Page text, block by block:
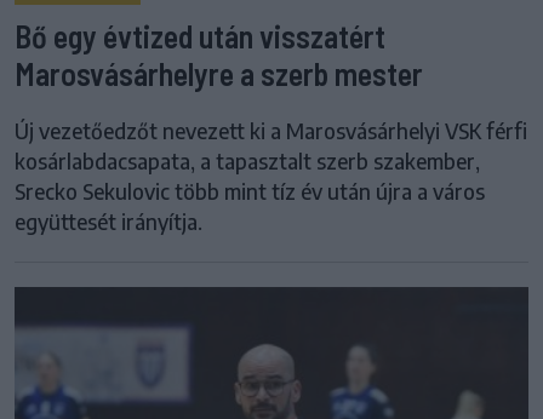
Bő egy évtized után visszatért
Marosvásárhelyre a szerb mester
Új vezetőedzőt nevezett ki a Marosvásárhelyi VSK férfi
kosárlabdacsapata, a tapasztalt szerb szakember,
Srecko Sekulovic több mint tíz év után újra a város
együttesét irányítja.